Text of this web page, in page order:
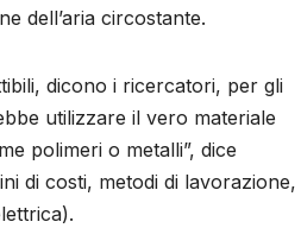
dell’aria circostante.
dicono i ricercatori, per gli
utilizzare il vero materiale
polimeri o metalli”, dice
di costi, metodi di lavorazione,